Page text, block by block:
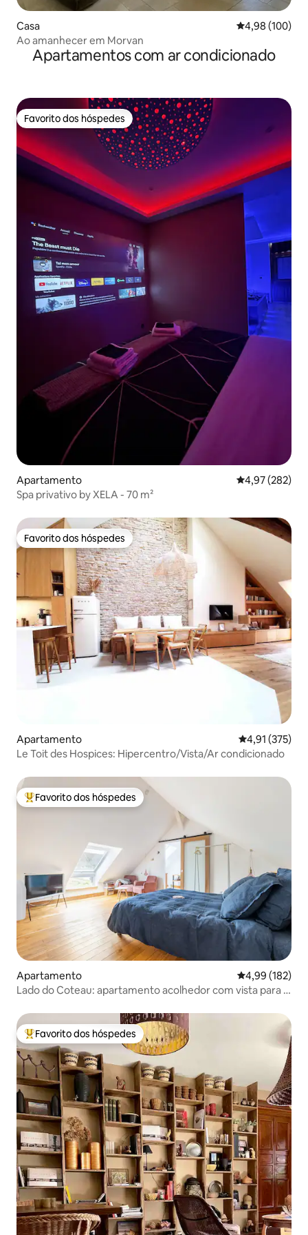
Casa Classificação
4,98 (100)
Ao amanhecer em Morvan
Apartamentos com ar condicionado
Favorito dos hóspedes
Favorito dos hóspedes
Apartamento Classificação
4,97 (282)
Spa privativo by XELA - 70 m²
Favorito dos hóspedes
Favorito dos hóspedes
Apartamento Classificação
4,91 (375)
Le Toit des Hospices: Hipercentro/Vista/Ar condicionado
Favoritos dos hóspedes mais apreciados
Favorito dos hóspedes
Apartamento Classificação
4,99 (182)
Lado do Coteau: apartamento acolhedor com vista para a
Favoritos dos hóspedes mais apreciados
Favorito dos hóspedes